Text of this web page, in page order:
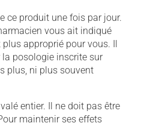
ce produit une fois par jour.
vous ait indiqué
approprié pour vous. Il
posologie inscrite sur
plus, ni plus souvent
entier. Il ne doit pas être
maintenir ses effets